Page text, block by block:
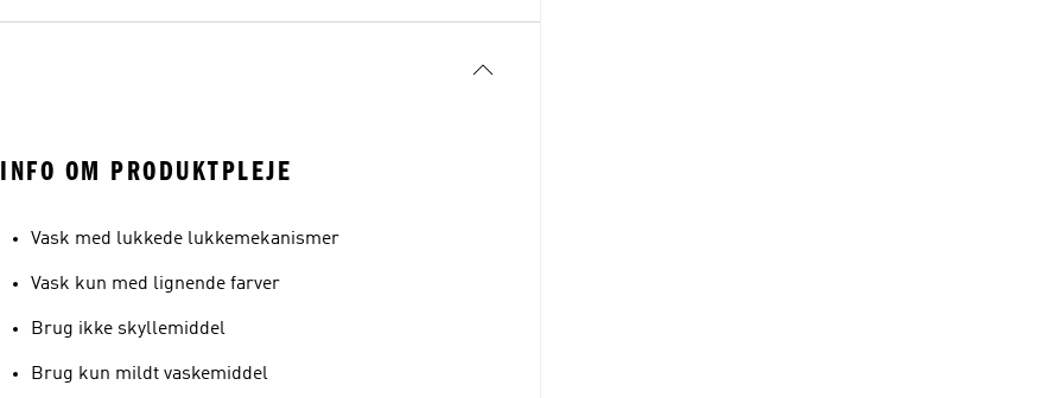
INFO OM PRODUKTPLEJE
Vask med lukkede lukkemekanismer
Vask kun med lignende farver
Brug ikke skyllemiddel
Brug kun mildt vaskemiddel